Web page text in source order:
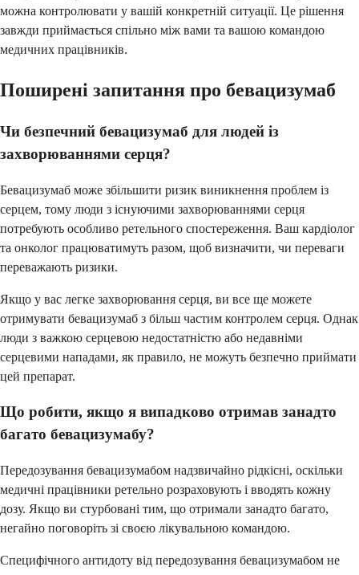
можна контролювати у вашій конкретній ситуації. Це рішення
завжди приймається спільно між вами та вашою командою
медичних працівників.
Поширені запитання про бевацизумаб
Чи безпечний бевацизумаб для людей із
захворюваннями серця?
Бевацизумаб може збільшити ризик виникнення проблем із
серцем, тому люди з існуючими захворюваннями серця
потребують особливо ретельного спостереження. Ваш кардіолог
та онколог працюватимуть разом, щоб визначити, чи переваги
переважають ризики.
Якщо у вас легке захворювання серця, ви все ще можете
отримувати бевацизумаб з більш частим контролем серця. Однак
люди з важкою серцевою недостатністю або недавніми
серцевими нападами, як правило, не можуть безпечно приймати
цей препарат.
Що робити, якщо я випадково отримав занадто
багато бевацизумабу?
Передозування бевацизумабом надзвичайно рідкісні, оскільки
медичні працівники ретельно розраховують і вводять кожну
дозу. Якщо ви стурбовані тим, що отримали занадто багато,
негайно поговоріть зі своєю лікувальною командою.
Специфічного антидоту від передозування бевацизумабом не